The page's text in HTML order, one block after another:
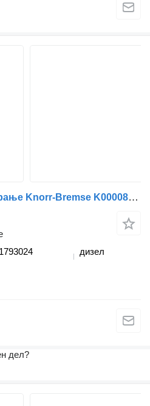
Главен вентил за сопирање Knorr-Bremse K000087 K044696 за камион Scania P,G,R,T-series (2004-2017)
дизел
дел?